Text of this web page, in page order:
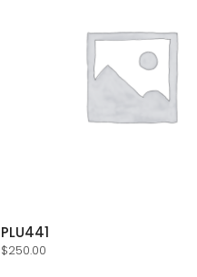
PLU441
$250.00